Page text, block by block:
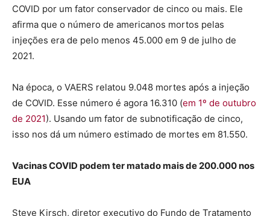
COVID por um fator conservador de cinco ou mais. Ele
afirma que o número de americanos mortos pelas
injeções era de pelo menos 45.000 em 9 de julho de
2021.
Na época, o VAERS relatou 9.048 mortes após a injeção
de COVID. Esse número é agora 16.310 (em 1º de outubro
de 2021). Usando um fator de subnotificação de cinco,
isso nos dá um número estimado de mortes em 81.550.
Vacinas COVID podem ter matado mais de 200.000 nos
EUA
Steve Kirsch, diretor executivo do Fundo de Tratamento